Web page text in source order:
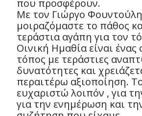
που προσφέρουν.
Με τον Γιώργο Φουντούλη
μοιραζόμαστε το πάθος
τεράστια αγάπη για τον
Οινική Ημαθία είναι ένας
τόπος με τεράστιες
δυνατότητες και
περαιτέρω αξιοποίηση.
ευχαριστώ λοιπόν , για
για την ενημέρωση και